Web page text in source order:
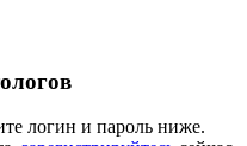
логин и пароль ниже.